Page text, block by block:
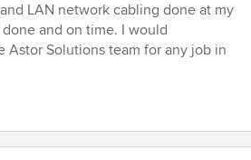
LAN network cabling done at my
and on time. I would
Astor Solutions team for any job in